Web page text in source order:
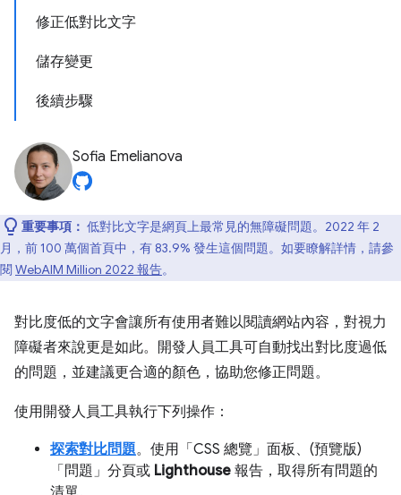
修正低對比文字
儲存變更
後續步驟
Sofia Emelianova
重要事項： 低對比文字是網頁上最常見的無障礙問題。2022 年 2
月，前 100 萬個首頁中，有 83.9% 發生這個問題。如要瞭解詳情，請參
閱 WebAIM Million 2022 報告。
對比度低的文字會讓所有使用者難以閱讀網站內容，對視力
障礙者來說更是如此。開發人員工具可自動找出對比度過低
的問題，並建議更合適的顏色，協助您修正問題。
使用開發人員工具執行下列操作：
探索對比問題。使用「CSS 總覽」 面板、(預覽版)
「問題」 分頁或 Lighthouse 報告，取得所有問題的